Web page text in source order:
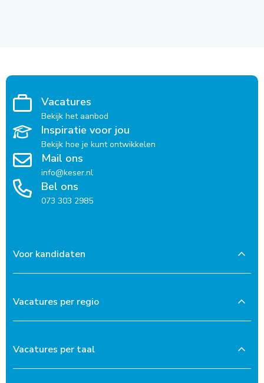
Vacatures
Bekijk het aanbod
Inspiratie voor jou
Bekijk hoe je kunt ontwikkelen
Mail ons
info@keser.nl
Bel ons
073 303 2985
Voor kandidaten
Vacatures per regio
Vacatures per taal